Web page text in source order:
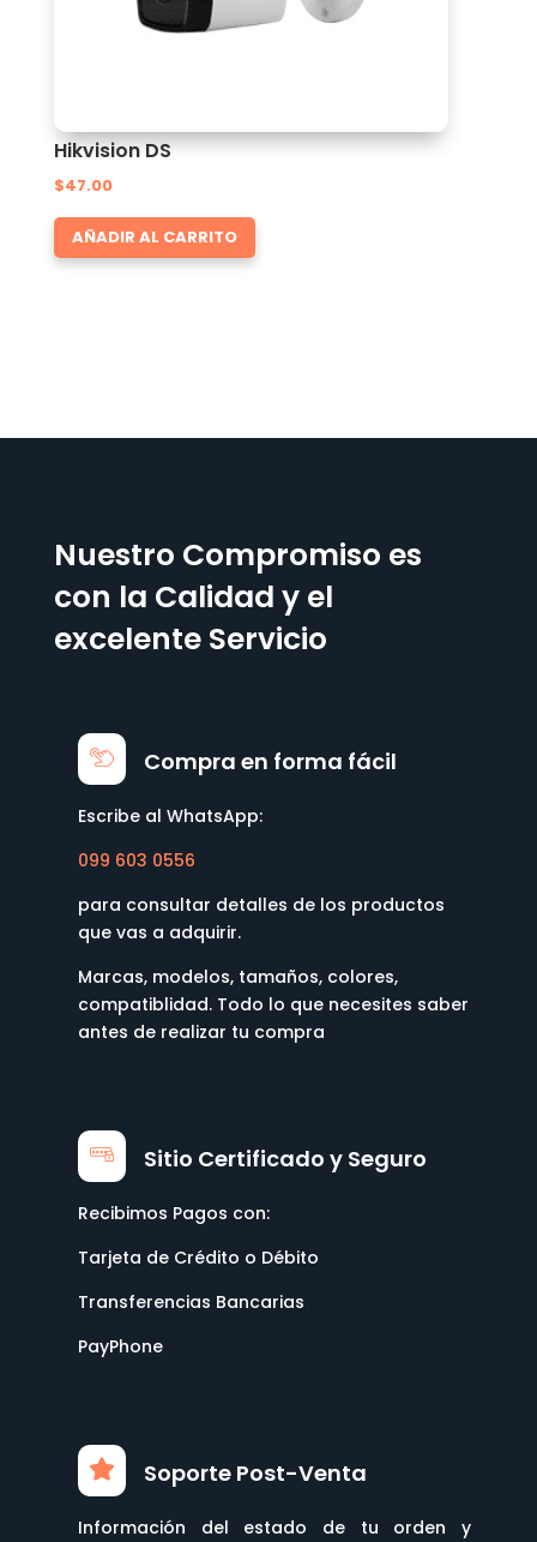
Hikvision DS
$47.00
AÑADIR AL CARRITO
Nuestro Compromiso es
con la Calidad y el
excelente Servicio
Compra en forma fácil
Escribe al WhatsApp:
099 603 0556
para consultar detalles de los productos
que vas a adquirir.
Marcas, modelos, tamaños, colores,
compatiblidad. Todo lo que necesites saber
antes de realizar tu compra
Sitio Certificado y Seguro
Recibimos Pagos con:
Tarjeta de Crédito o Débito
Transferencias Bancarias
PayPhone
Soporte Post-Venta
Información del estado de tu orden y